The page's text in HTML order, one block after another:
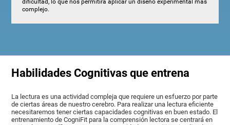
complejo.
Habilidades Cognitivas que entrena
La lectura es una actividad compleja que requiere un esfuerzo por parte
de ciertas áreas de nuestro cerebro. Para realizar una lectura eficiente
necesitaremos tener ciertas capacidades cognitivas en buen estado. El
entrenamiento de CogniFit para la comprensión lectora se centrará en